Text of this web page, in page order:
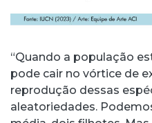
“Quando a população
pode cair no vórtice de
reprodução dessas
aleatoriedades.